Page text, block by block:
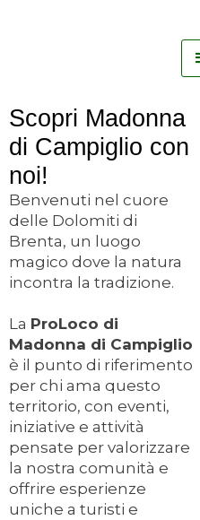
Scopri Madonna
di Campiglio con
noi!
Benvenuti nel cuore
delle Dolomiti di
Brenta, un luogo
magico dove la natura
incontra la tradizione.
La ProLoco di
Madonna di Campiglio
è il punto di riferimento
per chi ama questo
territorio, con eventi,
iniziative e attività
pensate per valorizzare
la nostra comunità e
offrire esperienze
uniche a turisti e